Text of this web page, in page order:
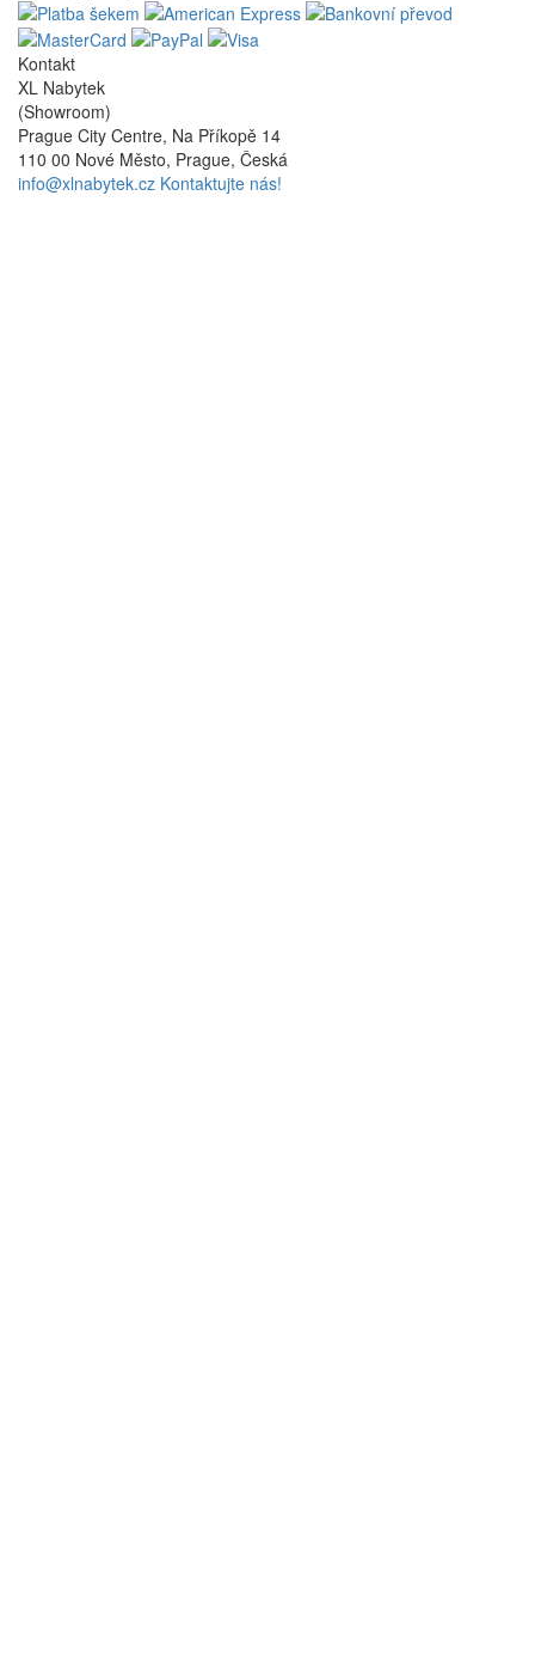
Kontakt
XL Nabytek
(Showroom)
Prague City Centre, Na Příkopě 14
110 00 Nové Město, Prague, Česká
info@xlnabytek.cz Kontaktujte nás!